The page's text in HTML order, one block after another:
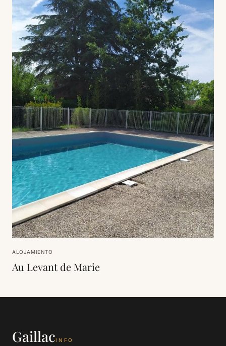
ALOJAMIENTO
Au Levant de Marie
GaillacINFO